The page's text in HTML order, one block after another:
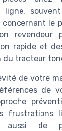
ligne, souvent
concernant le
revendeur
rapide et
du tracteur
de votre
de
frustrations
aussi de